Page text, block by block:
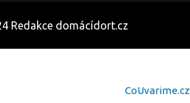
Redakce domácídort.cz
CoUvarime.cz